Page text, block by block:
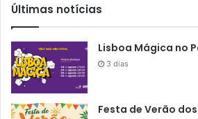
Últimas notícias
Lisboa Mágica no
3 dias
Festa de Verão